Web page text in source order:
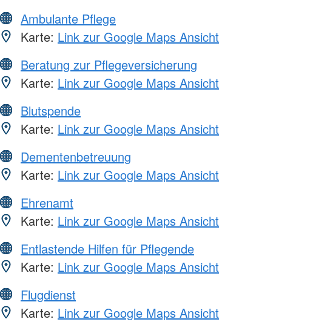
Ambulante Pflege
Karte: Link zur Google Maps Ansicht
Beratung zur Pflegeversicherung
Karte: Link zur Google Maps Ansicht
Blutspende
Karte: Link zur Google Maps Ansicht
Dementenbetreuung
Karte: Link zur Google Maps Ansicht
Ehrenamt
Karte: Link zur Google Maps Ansicht
Entlastende Hilfen für Pflegende
Karte: Link zur Google Maps Ansicht
Flugdienst
Karte: Link zur Google Maps Ansicht